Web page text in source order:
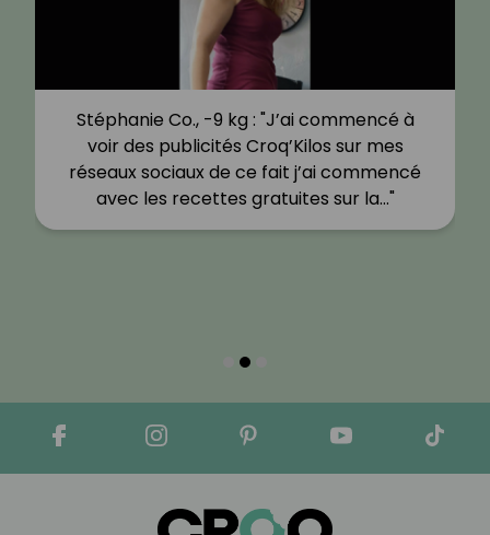
Stéphanie Co., -9 kg : "J’ai commencé à
voir des publicités Croq’Kilos sur mes
réseaux sociaux de ce fait j’ai commencé
avec les recettes gratuites sur la…"